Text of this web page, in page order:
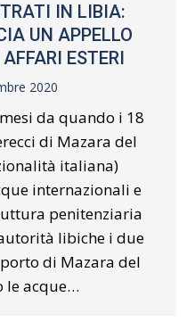
IN LIBIA:
UN APPELLO
ESTERI
2020
da quando i 18
di Mazara del
italiana)
internazionali e
penitenziaria
libiche i due
di Mazara del
le acque…